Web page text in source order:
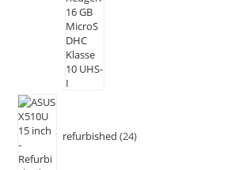
refurbished 24